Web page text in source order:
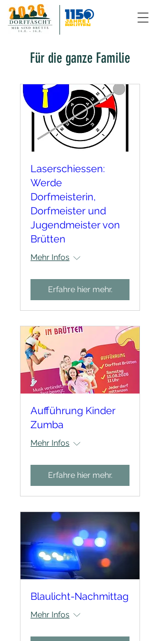
Für die ganze Familie
Laserschiessen:
Werde
Dorfmeisterin,
Dorfmeister und
Jugendmeister von
Brütten
Mehr Infos
Erfahre hier mehr.
Aufführung Kinder
Zumba
Mehr Infos
Erfahre hier mehr.
Blaulicht-Nachmittag
Mehr Infos